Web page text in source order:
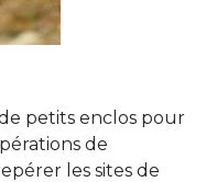
petits enclos pour
de
les sites de